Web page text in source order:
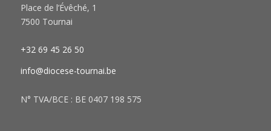
Place de l’Évêché, 1
7500 Tournai
+32 69 45 26 50
info@diocese-tournai.be
N° TVA/BCE : BE 0407 198 575